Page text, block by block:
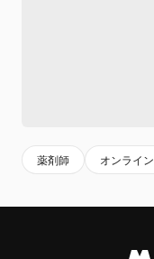
薬剤師 オンライン